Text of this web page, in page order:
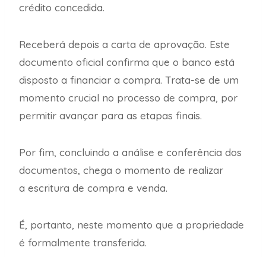
crédito concedida.
Receberá depois a carta de aprovação. Este
documento oficial confirma que o banco está
disposto a financiar a compra. Trata-se de um
momento crucial no processo de compra, por
permitir avançar para as etapas finais.
Por fim, concluindo a análise e conferência dos
documentos, chega o momento de realizar
a escritura de compra e venda.
É, portanto, neste momento que a propriedade
é formalmente transferida.